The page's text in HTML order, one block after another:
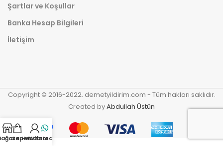
Şartlar ve Koşullar
Banka Hesap Bilgileri
İletişim
Copyright © 2016-2022. demetyildirim.com - Tüm hakları saklıdır.
Created byAbdullah Üstün
SepetHesabım
Whatsapp